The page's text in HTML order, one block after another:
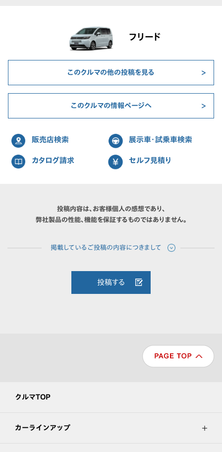
フリード
このクルマの他の投稿を見る
このクルマの情報ページへ
販売店検索 展示車・試乗車検索
カタログ請求 セルフ見積り
投稿内容は、お客様個人の感想であり、
弊社製品の性能、機能を保証するものではありません。
投稿する
クルマTOP
カーラインアップ